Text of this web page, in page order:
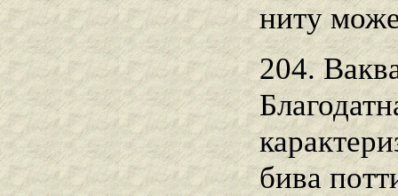
ниту
204.
бива